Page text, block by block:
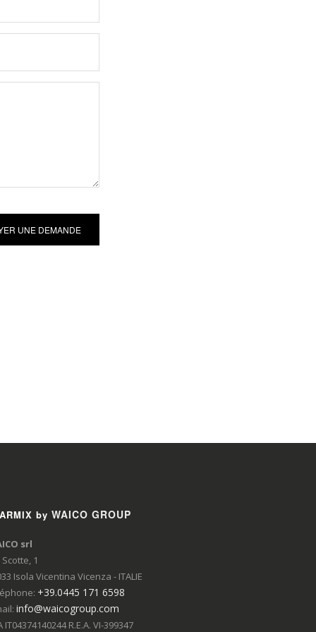
by WAICO GROUP
srl
1
Isola Vicentina Vicenza - ITALIE
+39.0445 171 6598
info@waicogroup.com
IT04374140244 R.E.A. VI-399347